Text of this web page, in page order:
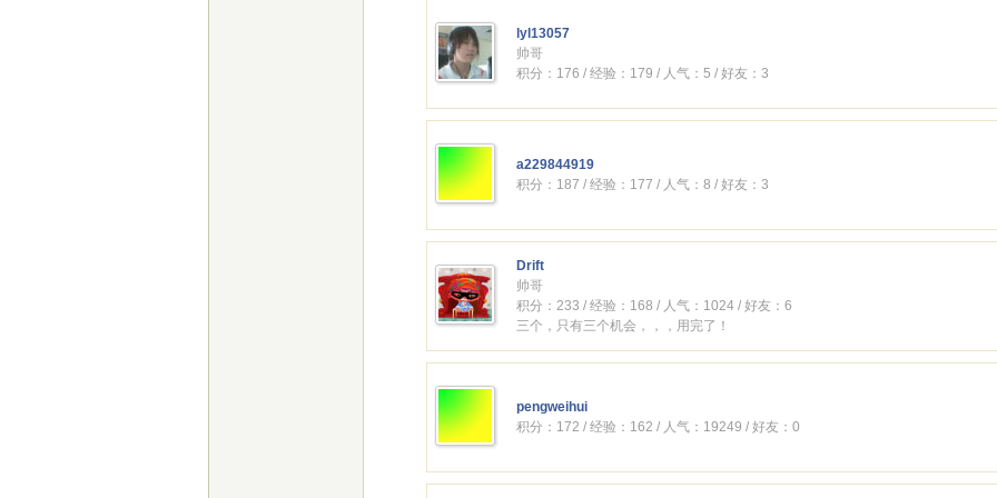
lyl13057
帅哥
积分：176 / 经验：179 / 人气：5 / 好友：3
a229844919
积分：187 / 经验：177 / 人气：8 / 好友：3
Drift
帅哥
积分：233 / 经验：168 / 人气：1024 / 好友：6
三个，只有三个机会，，，用完了！
pengweihui
积分：172 / 经验：162 / 人气：19249 / 好友：0